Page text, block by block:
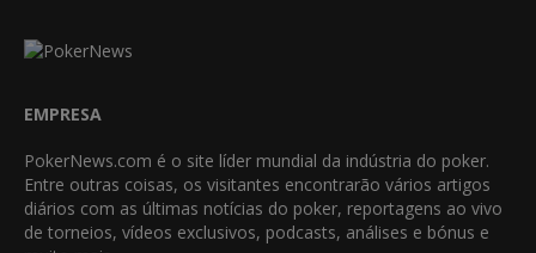
EMPRESA
PokerNews.com é o site líder mundial da indústria do poker.
Entre outras coisas, os visitantes encontrarão vários artigos
diários com as últimas notícias do poker, reportagens ao vivo
de torneios, vídeos exclusivos, podcasts, análises e bónus e